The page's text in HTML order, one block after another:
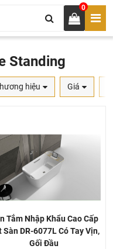
0
Standing
hiệu Giá
Tắm Nhập Khẩu Cao Cấp
Sàn DR-6077L Có Tay Vịn,
Gối Đầu